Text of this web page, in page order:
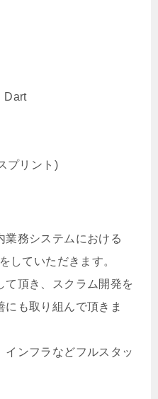
Dart
プリント)
業務システムにおける
していただきます。
て頂き、スクラム開発を
も取り組んで頂きま
インフラなどフルスタッ